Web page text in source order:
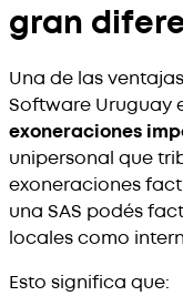
gran
Una de las
Software Uruguay
exoneraciones
unipersonal que
exoneraciones
una SAS podés
locales como
Esto significa que: